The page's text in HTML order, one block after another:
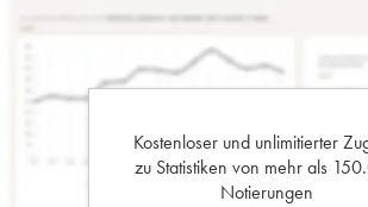
Kostenloser und unlimitierter
zu Statistiken von mehr als
Notierungen